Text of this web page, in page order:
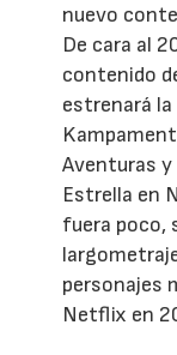
nuevo
De cara al
contenido
estrenará
Aventuras
Estrella en
fuera poco,
personajes
Netflix en